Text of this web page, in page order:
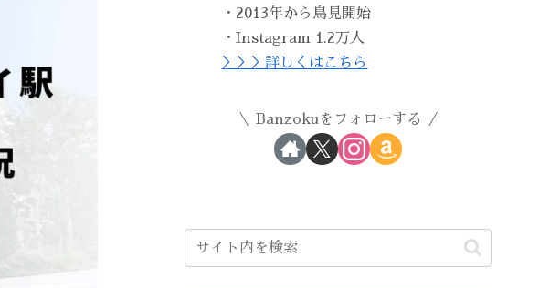
・2013年から鳥見開始
・Instagram 1.2万人
＞＞＞詳しくはこちら
Banzokuをフォローする